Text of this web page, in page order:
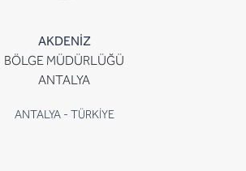
AKDENİZ
BÖLGE MÜDÜRLÜĞÜ
ANTALYA
ANTALYA - TÜRKİYE